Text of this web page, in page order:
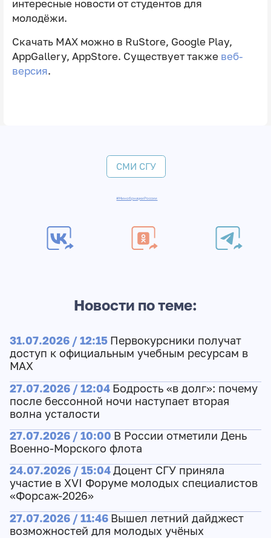
интересные новости от студентов для
молодёжи.
Скачать MAX можно в RuStore, Google Play,
AppGallery, AppStore. Существует также веб-
версия.
СМИ СГУ
#МинобрнаукиРоссии
Новости по теме:
31.07.2026 / 12:15 Первокурсники получат
доступ к официальным учебным ресурсам в
МАХ
27.07.2026 / 12:04 Бодрость «в долг»: почему
после бессонной ночи наступает вторая
волна усталости
27.07.2026 / 10:00 В России отметили День
Военно-Морского флота
24.07.2026 / 15:04Доцент СГУ приняла
участие в XVI Форуме молодых специалистов
«Форсаж-2026»
27.07.2026 / 11:46 Вышел летний дайджест
возможностей для молодых учёных